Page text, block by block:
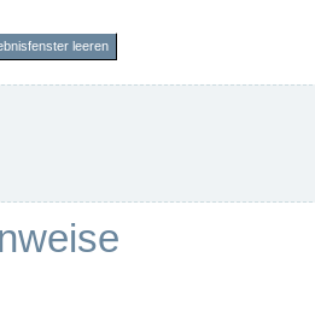
leeren